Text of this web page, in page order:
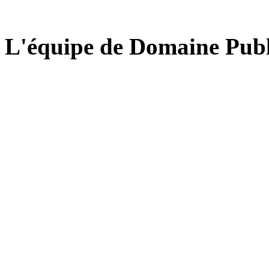
L'équipe de Domaine